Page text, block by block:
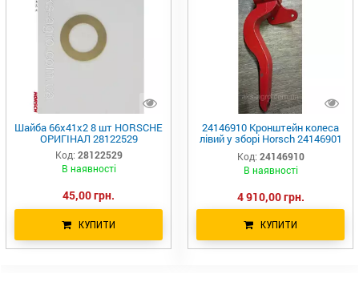
Шайба 66x41x2 8 шт HORSCHE
ОРИГІНАЛ 28122529
Код: 28122529
В наявності
45,00 грн.
КУПИТИ
24146910 Кронштейн колеса
лівий у зборі Horsch 24146901
24146900
Код: 24146910
В наявності
4 910,00 грн.
КУПИТИ